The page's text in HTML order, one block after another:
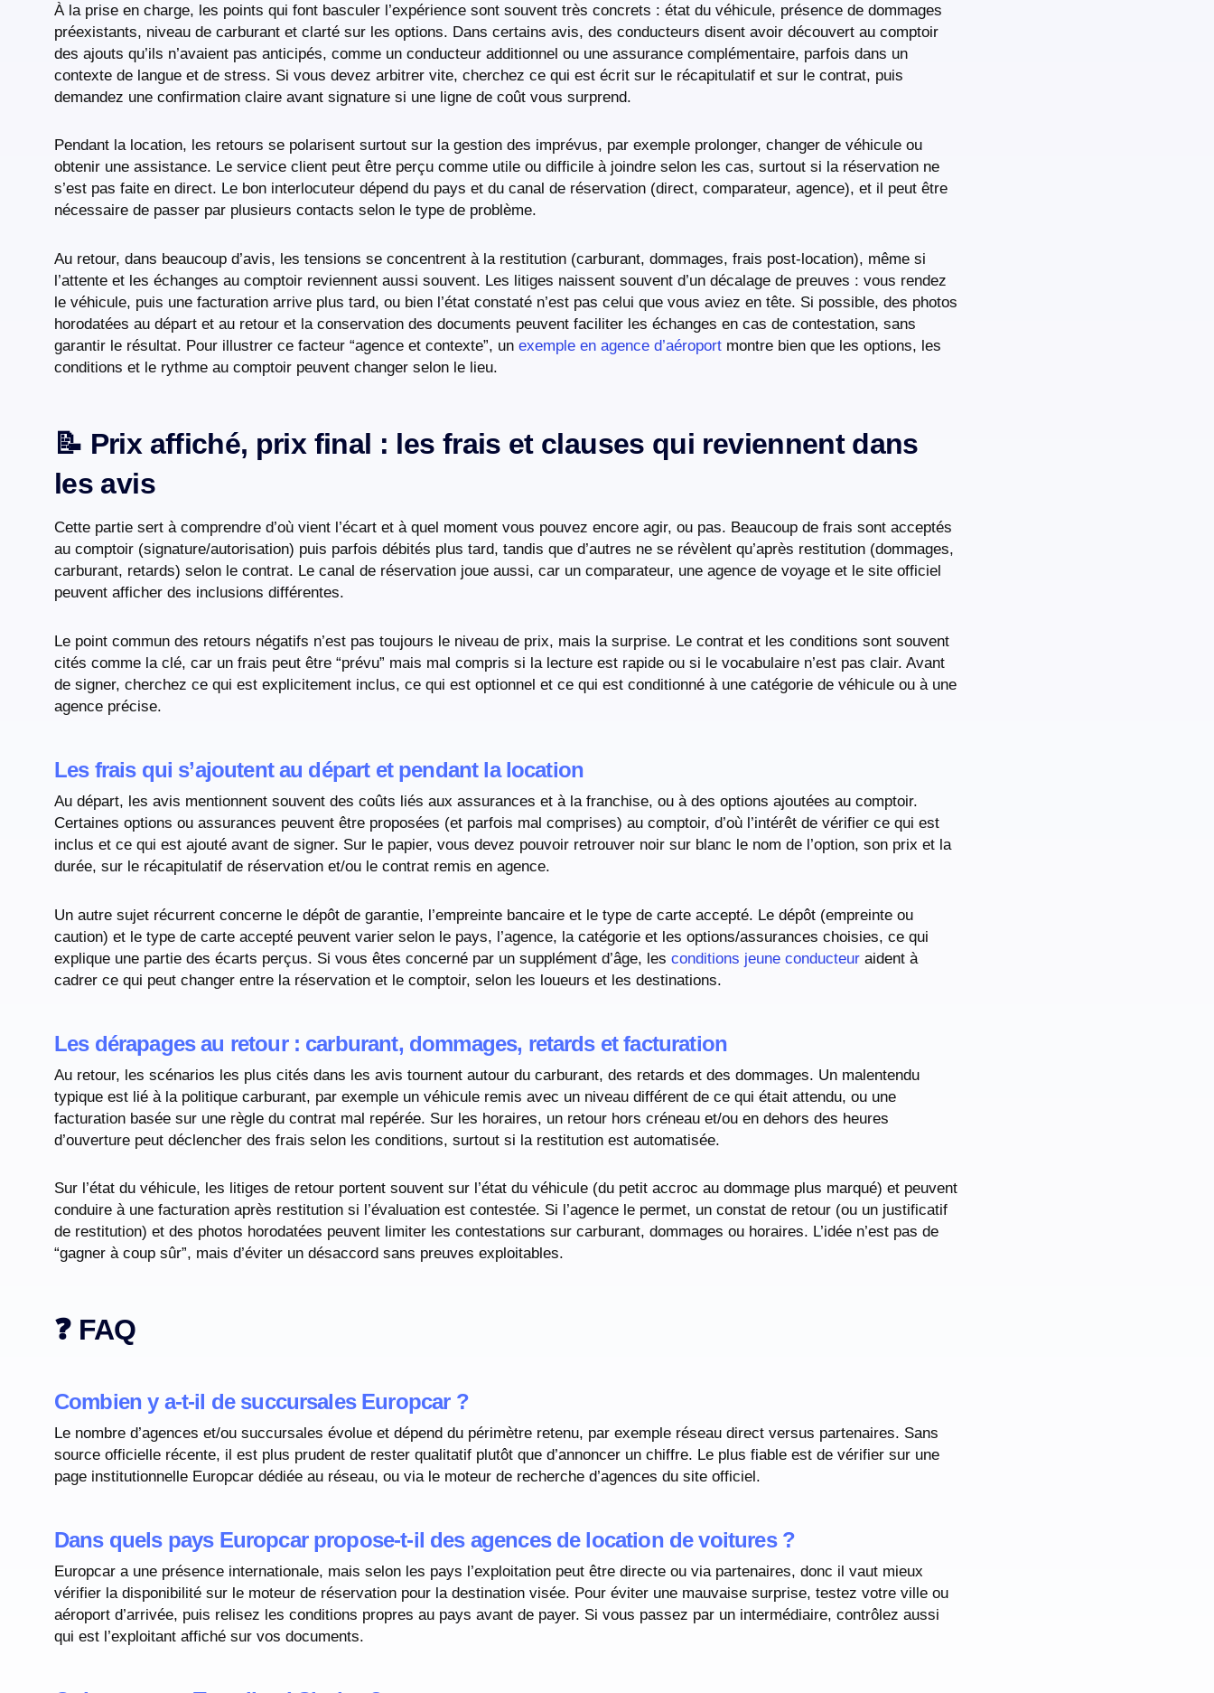
À la prise en charge, les points qui font basculer l’expérience sont souvent très concrets : état du véhicule, présence de dommages
préexistants, niveau de carburant et clarté sur les options. Dans certains avis, des conducteurs disent avoir découvert au comptoir
des ajouts qu’ils n’avaient pas anticipés, comme un conducteur additionnel ou une assurance complémentaire, parfois dans un
contexte de langue et de stress. Si vous devez arbitrer vite, cherchez ce qui est écrit sur le récapitulatif et sur le contrat, puis
demandez une confirmation claire avant signature si une ligne de coût vous surprend.
Pendant la location, les retours se polarisent surtout sur la gestion des imprévus, par exemple prolonger, changer de véhicule ou
obtenir une assistance. Le service client peut être perçu comme utile ou difficile à joindre selon les cas, surtout si la réservation ne
s’est pas faite en direct. Le bon interlocuteur dépend du pays et du canal de réservation (direct, comparateur, agence), et il peut être
nécessaire de passer par plusieurs contacts selon le type de problème.
Au retour, dans beaucoup d’avis, les tensions se concentrent à la restitution (carburant, dommages, frais post-location), même si
l’attente et les échanges au comptoir reviennent aussi souvent. Les litiges naissent souvent d’un décalage de preuves : vous rendez
le véhicule, puis une facturation arrive plus tard, ou bien l’état constaté n’est pas celui que vous aviez en tête. Si possible, des photos
horodatées au départ et au retour et la conservation des documents peuvent faciliter les échanges en cas de contestation, sans
garantir le résultat. Pour illustrer ce facteur “agence et contexte”, un exemple en agence d’aéroport montre bien que les options, les
conditions et le rythme au comptoir peuvent changer selon le lieu.
📝 Prix affiché, prix final : les frais et clauses qui reviennent dans
les avis
Cette partie sert à comprendre d’où vient l’écart et à quel moment vous pouvez encore agir, ou pas. Beaucoup de frais sont acceptés
au comptoir (signature/autorisation) puis parfois débités plus tard, tandis que d’autres ne se révèlent qu’après restitution (dommages,
carburant, retards) selon le contrat. Le canal de réservation joue aussi, car un comparateur, une agence de voyage et le site officiel
peuvent afficher des inclusions différentes.
Le point commun des retours négatifs n’est pas toujours le niveau de prix, mais la surprise. Le contrat et les conditions sont souvent
cités comme la clé, car un frais peut être “prévu” mais mal compris si la lecture est rapide ou si le vocabulaire n’est pas clair. Avant
de signer, cherchez ce qui est explicitement inclus, ce qui est optionnel et ce qui est conditionné à une catégorie de véhicule ou à une
agence précise.
Les frais qui s’ajoutent au départ et pendant la location
Au départ, les avis mentionnent souvent des coûts liés aux assurances et à la franchise, ou à des options ajoutées au comptoir.
Certaines options ou assurances peuvent être proposées (et parfois mal comprises) au comptoir, d’où l’intérêt de vérifier ce qui est
inclus et ce qui est ajouté avant de signer. Sur le papier, vous devez pouvoir retrouver noir sur blanc le nom de l’option, son prix et la
durée, sur le récapitulatif de réservation et/ou le contrat remis en agence.
Un autre sujet récurrent concerne le dépôt de garantie, l’empreinte bancaire et le type de carte accepté. Le dépôt (empreinte ou
caution) et le type de carte accepté peuvent varier selon le pays, l’agence, la catégorie et les options/assurances choisies, ce qui
explique une partie des écarts perçus. Si vous êtes concerné par un supplément d’âge, les conditions jeune conducteur aident à
cadrer ce qui peut changer entre la réservation et le comptoir, selon les loueurs et les destinations.
Les dérapages au retour : carburant, dommages, retards et facturation
Au retour, les scénarios les plus cités dans les avis tournent autour du carburant, des retards et des dommages. Un malentendu
typique est lié à la politique carburant, par exemple un véhicule remis avec un niveau différent de ce qui était attendu, ou une
facturation basée sur une règle du contrat mal repérée. Sur les horaires, un retour hors créneau et/ou en dehors des heures
d’ouverture peut déclencher des frais selon les conditions, surtout si la restitution est automatisée.
Sur l’état du véhicule, les litiges de retour portent souvent sur l’état du véhicule (du petit accroc au dommage plus marqué) et peuvent
conduire à une facturation après restitution si l’évaluation est contestée. Si l’agence le permet, un constat de retour (ou un justificatif
de restitution) et des photos horodatées peuvent limiter les contestations sur carburant, dommages ou horaires. L’idée n’est pas de
“gagner à coup sûr”, mais d’éviter un désaccord sans preuves exploitables.
❓ FAQ
Combien y a-t-il de succursales Europcar ?
Le nombre d’agences et/ou succursales évolue et dépend du périmètre retenu, par exemple réseau direct versus partenaires. Sans
source officielle récente, il est plus prudent de rester qualitatif plutôt que d’annoncer un chiffre. Le plus fiable est de vérifier sur une
page institutionnelle Europcar dédiée au réseau, ou via le moteur de recherche d’agences du site officiel.
Dans quels pays Europcar propose-t-il des agences de location de voitures ?
Europcar a une présence internationale, mais selon les pays l’exploitation peut être directe ou via partenaires, donc il vaut mieux
vérifier la disponibilité sur le moteur de réservation pour la destination visée. Pour éviter une mauvaise surprise, testez votre ville ou
aéroport d’arrivée, puis relisez les conditions propres au pays avant de payer. Si vous passez par un intermédiaire, contrôlez aussi
qui est l’exploitant affiché sur vos documents.